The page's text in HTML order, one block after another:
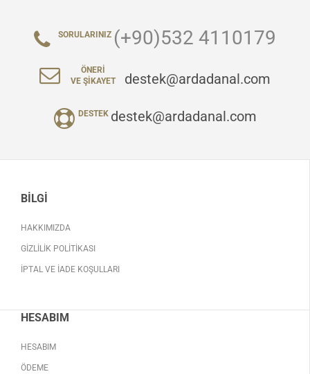
SORULARINIZ (+90)532 4110179
ÖNERI
VE ŞIKAYET
destek@ardadanal.com
DESTEK destek@ardadanal.com
BILGI
HAKKIMIZDA
GIZLILIK POLITIKASI
İPTAL VE İADE KOŞULLARI
HESABIM
HESABIM
ÖDEME